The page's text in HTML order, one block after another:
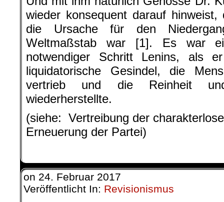
wieder konsequent darauf hinweist,
die Ursache für den
Weltmaßstab war [1]. Es war
notwendiger Schritt Lenins, als
liquidatorische Gesindel, die
vertrieb und die Reinheit
wiederherstellte.
(siehe: Vertreibung der
Erneuerung der Partei)
on 24. Februar 2017
Veröffentlicht In: Revisionismus